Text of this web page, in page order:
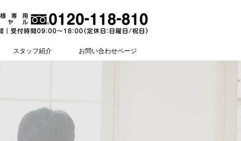
スタッフ紹介 お問い合わせページ